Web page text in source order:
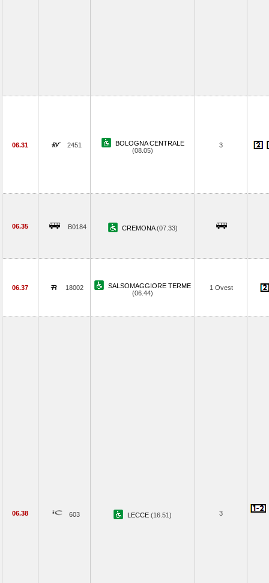
06.31 2451
BOLOGNA CENTRALE
(08.05)
3
06.35 B0184 CREMONA(07.33)
06.37 18002
SALSOMAGGIORE TERME
(06.44)
1 Ovest
06.38 603 LECCE (16.51) 3